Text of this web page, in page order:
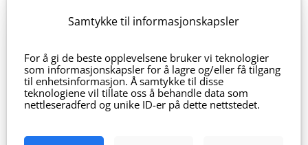
farge, tilgjengelighet og mer. Dette gjør det mulig for
tid. Dette forbedrer ikke bare brukeropplevelsen, men øker
også sannsynligheten for at besøkende blir til fornøyde
kunder.
Modul basert
Samtykke til informasjonskapsler
For å gi de beste opplevelsene bruker vi teknologier
som informasjonskapsler for å lagre og/eller få tilgang
til enhetsinformasjon. Å samtykke til disse
teknologiene vil tillate oss å behandle data som
nettleseradferd og unike ID-er på dette nettstedet.